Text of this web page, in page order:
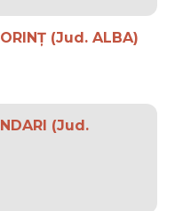
(Jud. ALBA)
(Jud.